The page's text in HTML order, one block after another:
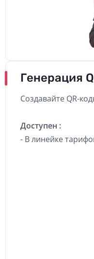
Генерация
Создавайте QR-
Доступен :
- В линейке